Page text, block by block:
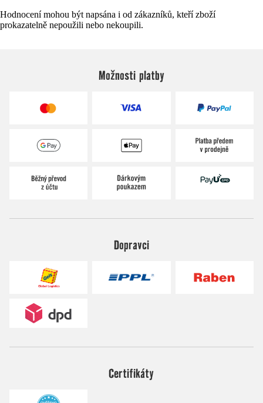
Hodnocení mohou být napsána i od zákazníků, kteří zboží
prokazatelně nepoužili nebo nekoupili.
Možnosti platby
Dopravci
Certifikáty